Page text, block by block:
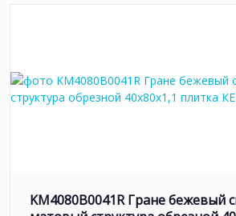
KM4080B0041R Гране бежевый